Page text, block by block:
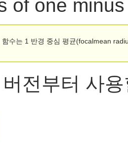
of one
함수는 1 반경 중심 평균(focalmean
전부터 사